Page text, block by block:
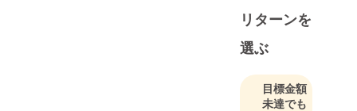
リターンを
選ぶ
目標金額
未達でも